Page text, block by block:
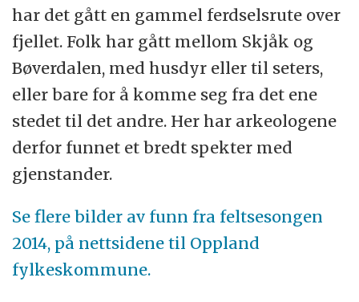
har det gått en gammel ferdselsrute over
fjellet. Folk har gått mellom Skjåk og
Bøverdalen, med husdyr eller til seters,
eller bare for å komme seg fra det ene
stedet til det andre. Her har arkeologene
derfor funnet et bredt spekter med
gjenstander.
Se flere bilder av funn fra feltsesongen
2014, på nettsidene til Oppland
fylkeskommune.